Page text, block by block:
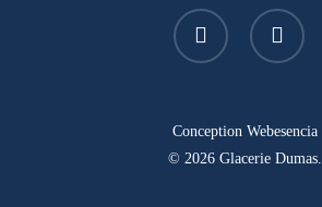
facebook instagram
Conception Webesencia
© 2026 Glacerie Dumas.